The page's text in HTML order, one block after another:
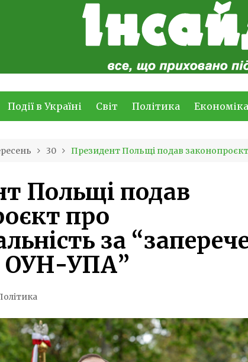
Події в Україні Світ Політика Економіка
30 Президент Польщі подав
Польщі подав
про
за
ОУН-УПА”